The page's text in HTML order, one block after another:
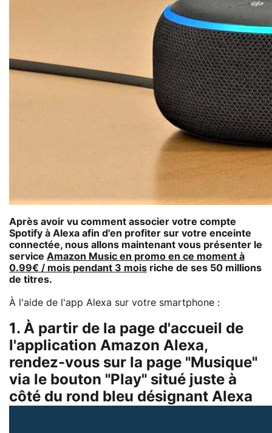
Après avoir vu comment associer votre compte
Spotify à Alexa afin d'en profiter sur votre enceinte
connectée, nous allons maintenant vous présenter le
service Amazon Music en promo en ce moment à
0.99€ / mois pendant 3 mois riche de ses 50 millions
de titres.
À l'aide de l'app Alexa sur votre smartphone :
1. À partir de la page d'accueil de
l'application Amazon Alexa,
rendez-vous sur la page "Musique"
via le bouton "Play" situé juste à
côté du rond bleu désignant Alexa